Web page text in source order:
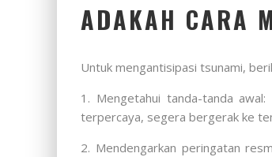
ADAKAH CARA
Untuk mengantisipasi tsunami,
1. Mengetahui tanda-tanda
terpercaya, segera bergerak ke
2. Mendengarkan peringatan